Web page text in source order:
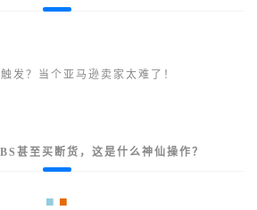
发？当个亚马逊卖家太难了！
甚至买断货，这是什么神仙操作？
■ ■